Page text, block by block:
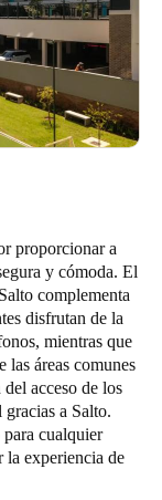
proporcionar a
y cómoda. El
complementa
disfrutan de la
mientras que
las áreas comunes
acceso de los
a Salto.
cualquier
la experiencia de